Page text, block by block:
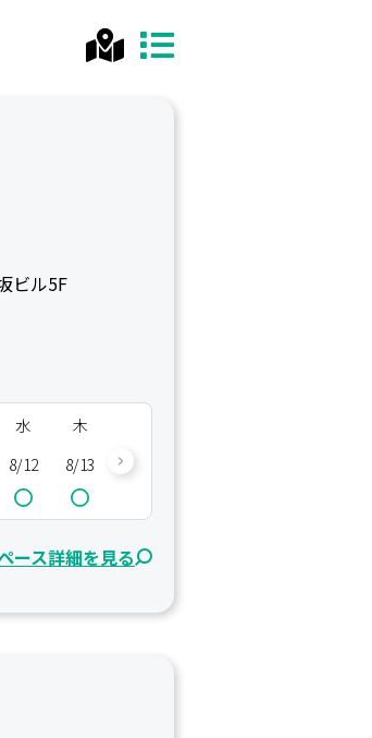
ビル5F
水
8/12
木
8/13
8/14
ース詳細を見る